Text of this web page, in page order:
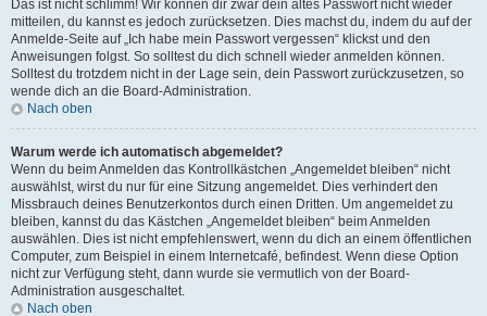
Das ist nicht schlimm! Wir können dir zwar dein altes Passwort nicht wieder
mitteilen, du kannst es jedoch zurücksetzen. Dies machst du, indem du auf der
Anmelde-Seite auf „Ich habe mein Passwort vergessen“ klickst und den
Anweisungen folgst. So solltest du dich schnell wieder anmelden können.
Solltest du trotzdem nicht in der Lage sein, dein Passwort zurückzusetzen, so
wende dich an die Board-Administration.
Nach oben
Warum werde ich automatisch abgemeldet?
Wenn du beim Anmelden das Kontrollkästchen „Angemeldet bleiben“ nicht
auswählst, wirst du nur für eine Sitzung angemeldet. Dies verhindert den
Missbrauch deines Benutzerkontos durch einen Dritten. Um angemeldet zu
bleiben, kannst du das Kästchen „Angemeldet bleiben“ beim Anmelden
auswählen. Dies ist nicht empfehlenswert, wenn du dich an einem öffentlichen
Computer, zum Beispiel in einem Internetcafé, befindest. Wenn diese Option
nicht zur Verfügung steht, dann wurde sie vermutlich von der Board-
Administration ausgeschaltet.
Nach oben